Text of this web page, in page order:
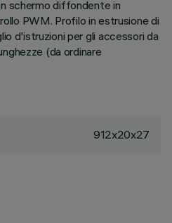
schermo diffondente in
PWM. Profilo in estrusione di
d'istruzioni per gli accessori da
(da ordinare
912x20x27